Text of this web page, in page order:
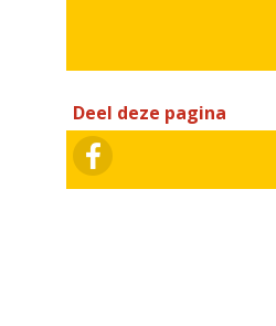
Deel deze pagina